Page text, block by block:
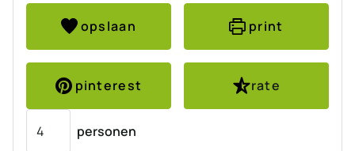
opslaan print
pinterest
rate
personen